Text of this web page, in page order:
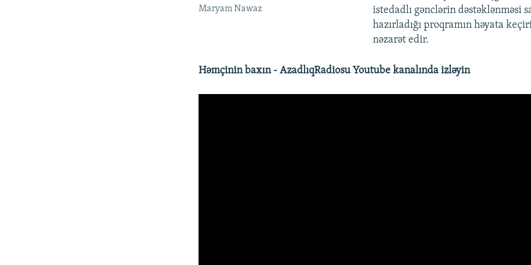
Maryam Nawaz
istedadlı gənclərin dəstəklənməsi
hazırladığı proqramın həyata
nəzarət edir.
Həmçinin baxın - AzadlıqRadiosu Youtube kanalında izləyin